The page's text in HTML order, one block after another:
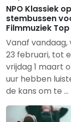
NPO Klassiek
stembussen
Filmmuziek
Vanaf vandaag,
23 februari, tot
vrijdag 1 maart
uur hebben
de kans om te …